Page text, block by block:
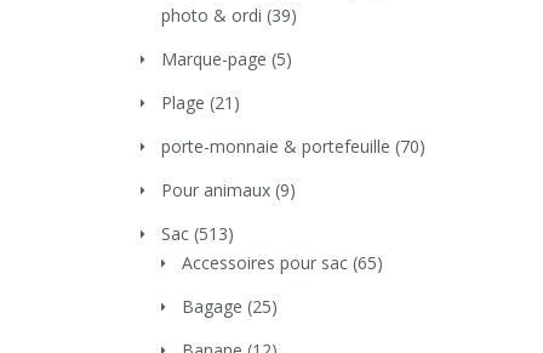
photo & ordi (39)
Marque-page (5)
Plage (21)
porte-monnaie & portefeuille (70)
Pour animaux (9)
Sac (513)
Accessoires pour sac (65)
Bagage (25)